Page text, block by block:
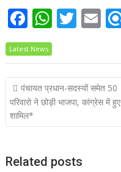
F
ac
e
b
o
o
k
W
at
s
A
p
T
itt
er
E
ai
l
Latest News
Post
navigation
पंचायत प्रधान-सदस्यों समेत 50
परिवारो ने छोड़ी भाजपा, कांग्रेस में हुए
शामिल*
Related posts